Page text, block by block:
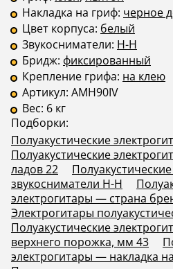
Накладка на гриф: черное
Цвет корпуса: белый
Звукосниматели: H-H
Бридж: фиксированный
Крепление грифа: на клею
Артикул: AMH90IV
Вес: 6 кг
Подборки:
Полуакустические
Полуакустические
ладов 22
звукосниматели H-H
электрогитары — страна
Электрогитары
Полуакустические
верхнего порожка, мм 43
электрогитары — накладка